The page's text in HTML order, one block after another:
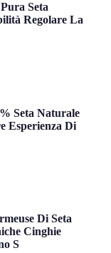
Seta
Regolare La
Seta Naturale
Esperienza Di
Di Seta
Cinghie
S